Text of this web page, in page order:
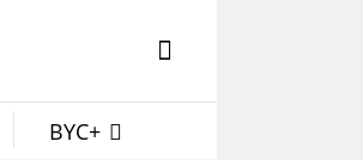
BYC+